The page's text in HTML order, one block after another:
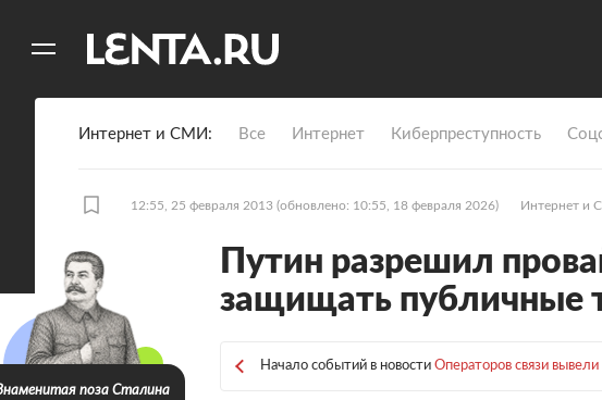
Интернет и СМИ Все Интернет Киберпреступность
12:55, 25 февраля 2013 (обновлено: 10:55, 18 февраля 2026) Интернет и
Путин разрешил
защищать публичные
Начало событий в новости Операторов связи
поза Сталина